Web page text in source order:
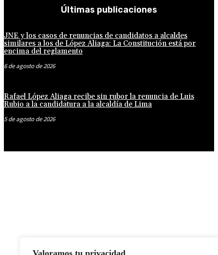
Valoramos tu privacidad
Últimas publicaciones
JNE y los casos de renuncias de candidatos a alcaldes
similares a los de López Aliaga: La Constitución está por
encima del reglamento
6 de agosto de 2026
Rafael López Aliaga recibe sin rubor la renuncia de Luis
Rubio a la candidatura a la alcaldía de Lima
5 de agosto de 2026